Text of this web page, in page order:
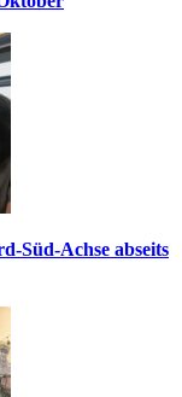
Süd-Achse abseits